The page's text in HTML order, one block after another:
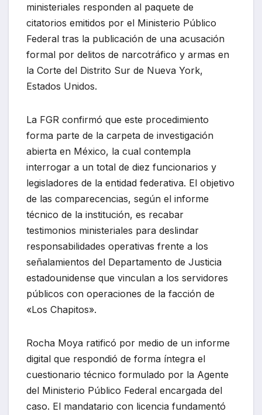
ministeriales responden al paquete de
citatorios emitidos por el Ministerio Público
Federal tras la publicación de una acusación
formal por delitos de narcotráfico y armas en
la Corte del Distrito Sur de Nueva York,
Estados Unidos.
La FGR confirmó que este procedimiento
forma parte de la carpeta de investigación
abierta en México, la cual contempla
interrogar a un total de diez funcionarios y
legisladores de la entidad federativa. El objetivo
de las comparecencias, según el informe
técnico de la institución, es recabar
testimonios ministeriales para deslindar
responsabilidades operativas frente a los
señalamientos del Departamento de Justicia
estadounidense que vinculan a los servidores
públicos con operaciones de la facción de
«Los Chapitos».
Rocha Moya ratificó por medio de un informe
digital que respondió de forma íntegra el
cuestionario técnico formulado por la Agente
del Ministerio Público Federal encargada del
caso. El mandatario con licencia fundamentó